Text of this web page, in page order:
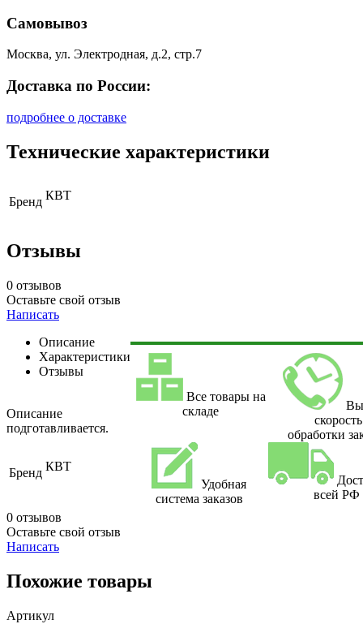
Самовывоз
Москва, ул. Электродная, д.2, стр.7
Доставка по России:
подробнее о доставке
Технические характеристики
Бренд КВТ
Отзывы
0 отзывов
Оставьте свой отзыв
Написать
Описание
Характеристики
Отзывы
Описание
подготавливается.
Бренд КВТ
0 отзывов
Оставьте свой отзыв
Написать
Все товары на
складе
скорость
обработки
Удобная
система заказов
всей РФ
Похожие товары
Артикул